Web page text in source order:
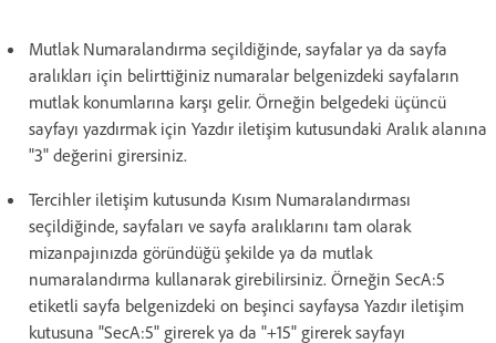
Mutlak Numaralandırma seçildiğinde, sayfalar ya da sayfa
aralıkları için belirttiğiniz numaralar belgenizdeki sayfaların
mutlak konumlarına karşı gelir. Örneğin belgedeki üçüncü
sayfayı yazdırmak için Yazdır iletişim kutusundaki Aralık alanına
"3" değerini girersiniz.
Tercihler iletişim kutusunda Kısım Numaralandırması
seçildiğinde, sayfaları ve sayfa aralıklarını tam olarak
mizanpajınızda göründüğü şekilde ya da mutlak
numaralandırma kullanarak girebilirsiniz. Örneğin SecA:5
etiketli sayfa belgenizdeki on beşinci sayfaysa Yazdır iletişim
kutusuna "SecA:5" girerek ya da "+15" girerek sayfayı